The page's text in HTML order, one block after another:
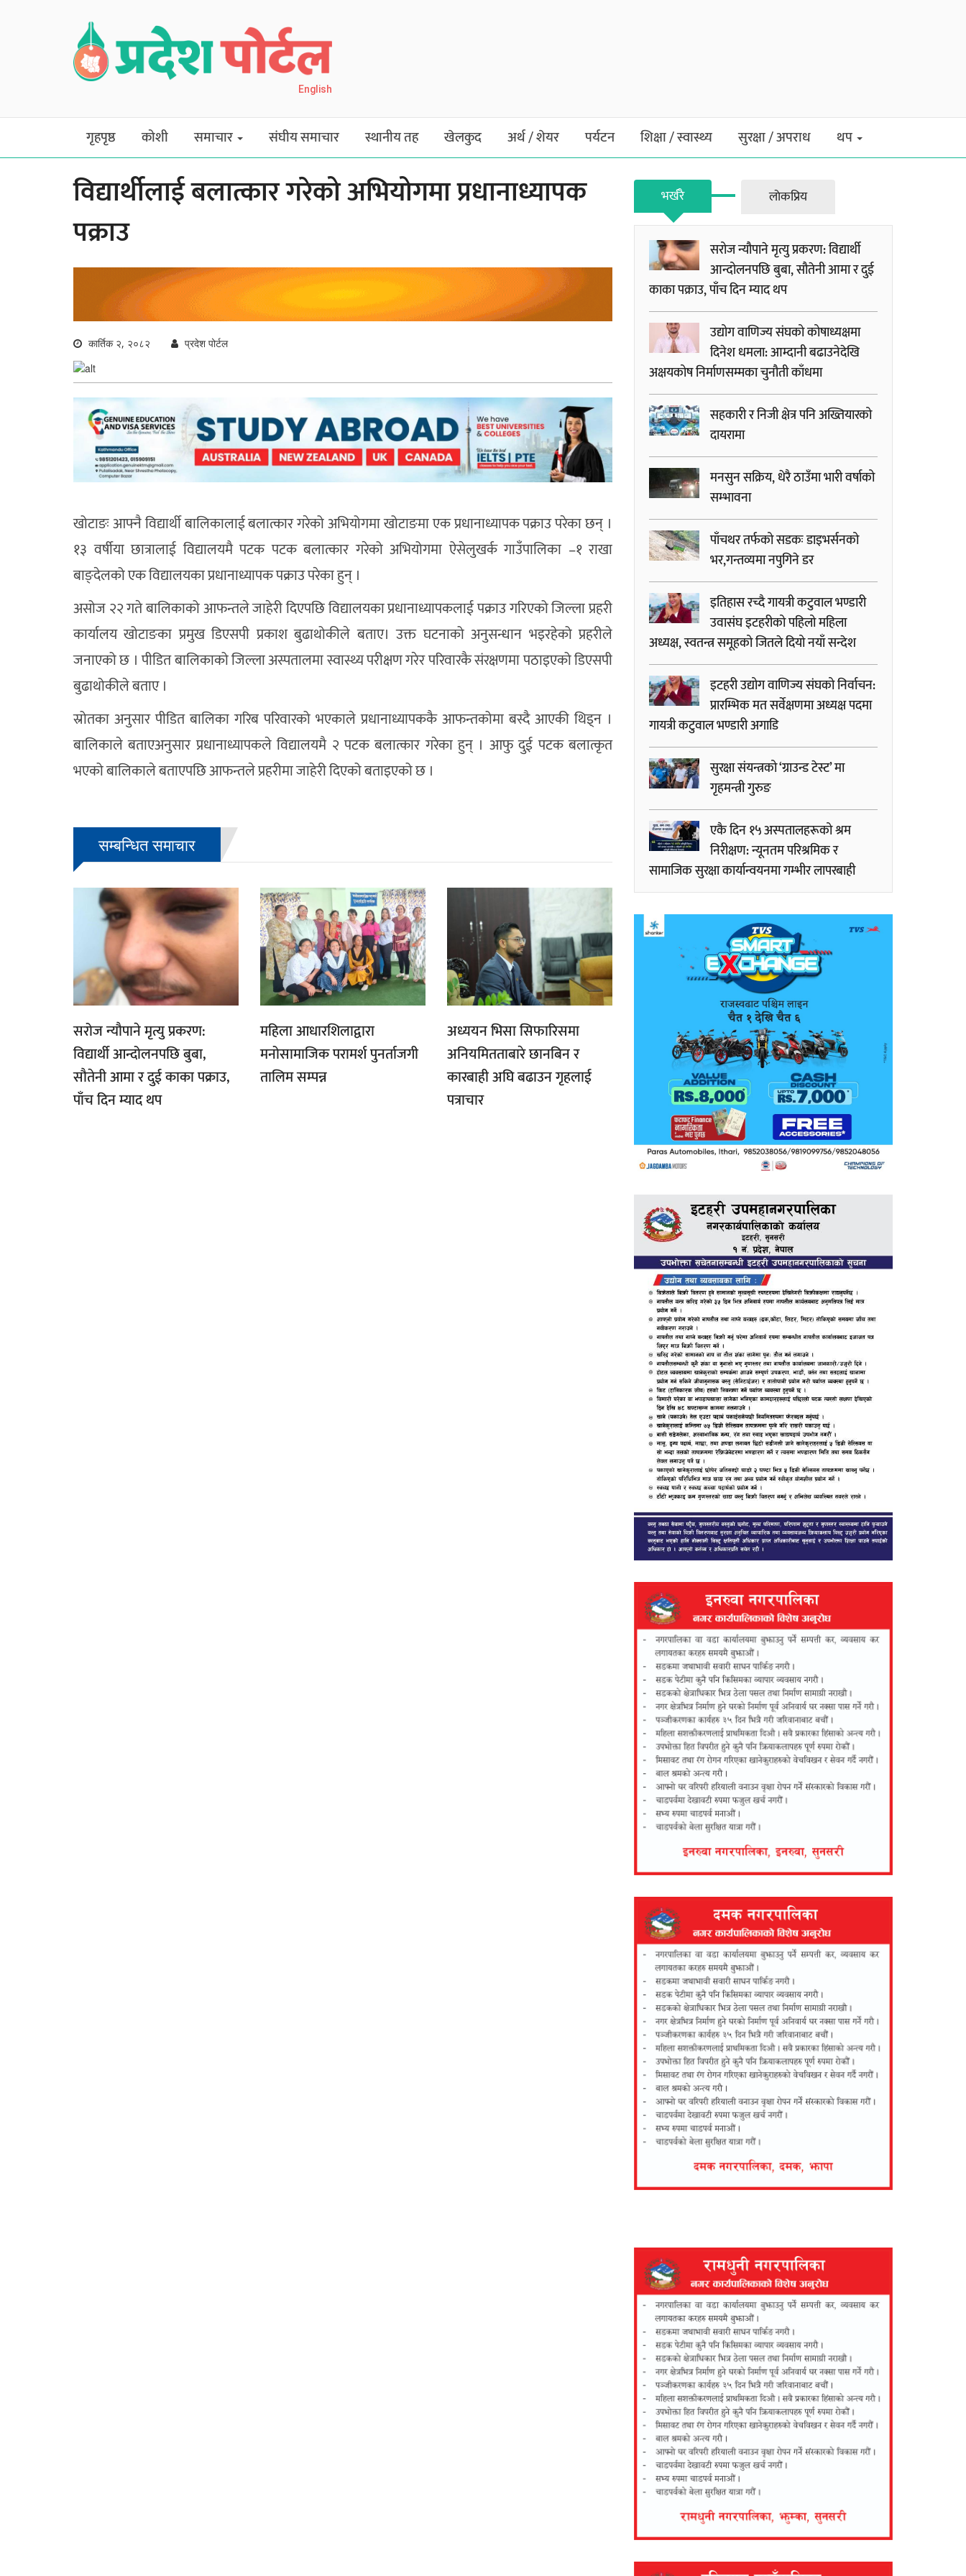
English
गृहपृष्ठ कोशी समाचार संघीय समाचार स्थानीय तह खेलकुद अर्थ / शेयर पर्यटन शिक्षा / स्वास्थ्य सुरक्षा / अपराध थप
विद्यार्थीलाई बलात्कार गरेको अभियोगमा प्रधानाध्यापक
पक्राउ
कार्तिक २, २०८२ प्रदेश पोर्टल
खोटाङःआफ्नै विद्यार्थी बालिकालाई बलात्कार गरेको अभियोगमा खोटाङमा एक प्रधानाध्यापक पक्राउ परेका छन् ।
१३ वर्षीया छात्रालाई विद्यालयमै पटक पटक बलात्कार गरेको अभियोगमा ऐसेलुखर्क गाउँपालिका –१ राखा
बाङ्देलको एक विद्यालयका प्रधानाध्यापक पक्राउ परेका हुन् ।
असोज २२ गते बालिकाको आफन्तले जाहेरी दिएपछि विद्यालयका प्रधानाध्यापकलाई पक्राउ गरिएको जिल्ला प्रहरी
कार्यालय खोटाङका प्रमुख डिएसपी प्रकाश बुढाथोकीले बताए। उक्त घटनाको अनुसन्धान भइरहेको प्रहरीले
जनाएको छ । पीडित बालिकाको जिल्ला अस्पतालमा स्वास्थ्य परीक्षण गरेर परिवारकै संरक्षणमा पठाइएको डिएसपी
बुढाथोकीले बताए ।
स्रोतका अनुसार पीडित बालिका गरिब परिवारको भएकाले प्रधानाध्यापककै आफन्तकोमा बस्दै आएकी थिइ्न ।
बालिकाले बताएअनुसार प्रधानाध्यापकले विद्यालयमै २ पटक बलात्कार गरेका हुन् । आफु दुई पटक बलात्कृत
भएको बालिकाले बताएपछि आफन्तले प्रहरीमा जाहेरी दिएको बताइएको छ ।
सम्बन्धित समाचार
सरोज न्यौपाने मृत्यु प्रकरण:
विद्यार्थी आन्दोलनपछि बुबा,
सौतेनी आमा र दुई काका पक्राउ,
पाँच दिन म्याद थप
महिला आधारशिलाद्वारा
मनोसामाजिक परामर्श पुनर्ताजगी
तालिम सम्पन्न
अध्ययन भिसा सिफारिसमा
अनियमितताबारे छानबिन र
कारबाही अघि बढाउन गृहलाई
पत्राचार
भर्खरै लाेकप्रिय
सरोज न्यौपाने मृत्यु प्रकरण: विद्यार्थी
आन्दोलनपछि बुबा, सौतेनी आमा र दुई
काका पक्राउ, पाँच दिन म्याद थप
उद्योग वाणिज्य संघको कोषाध्यक्षमा
दिनेश धमला: आम्दानी बढाउनेदेखि
अक्षयकोष निर्माणसम्मका चुनौती काँधमा
सहकारी र निजी क्षेत्र पनि अख्तियारको
दायरामा
मनसुन सक्रिय, धेरै ठाउँमा भारी वर्षाको
सम्भावना
पाँचथर तर्फको सडकः डाइभर्सनको
भर,गन्तव्यमा नपुगिने डर
इतिहास रच्दै गायत्री कटुवाल भण्डारी
उवासंघ इटहरीको पहिलो महिला
अध्यक्ष, स्वतन्त्र समूहको जितले दियो नयाँ सन्देश
इटहरी उद्योग वाणिज्य संघको निर्वाचन:
प्रारम्भिक मत सर्वेक्षणमा अध्यक्ष पदमा
गायत्री कटुवाल भण्डारी अगाडि
सुरक्षा संयन्त्रको ‘ग्राउन्ड टेस्ट’ मा
गृहमन्त्री गुरुङ
एकै दिन १५ अस्पतालहरूको श्रम
निरीक्षण: न्यूनतम परिश्रमिक र
सामाजिक सुरक्षा कार्यान्वयनमा गम्भीर लापरबाही